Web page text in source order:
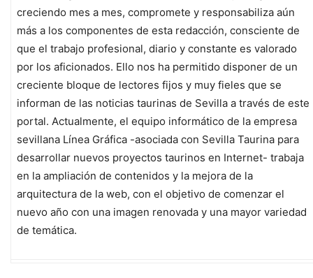
creciendo mes a mes, compromete y responsabiliza aún
más a los componentes de esta redacción, consciente de
que el trabajo profesional, diario y constante es valorado
por los aficionados. Ello nos ha permitido disponer de un
creciente bloque de lectores fijos y muy fieles que se
informan de las noticias taurinas de Sevilla a través de este
portal. Actualmente, el equipo informático de la empresa
sevillana Línea Gráfica -asociada con Sevilla Taurina para
desarrollar nuevos proyectos taurinos en Internet- trabaja
en la ampliación de contenidos y la mejora de la
arquitectura de la web, con el objetivo de comenzar el
nuevo año con una imagen renovada y una mayor variedad
de temática.